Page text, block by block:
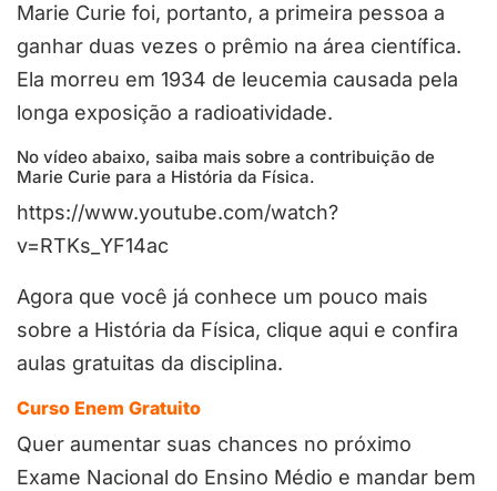
Marie Curie foi, portanto, a primeira pessoa a
ganhar duas vezes o prêmio na área científica.
Ela morreu em 1934 de leucemia causada pela
longa exposição a radioatividade.
No vídeo abaixo, saiba mais sobre a contribuição de
Marie Curie para a História da Física.
https://www.youtube.com/watch?
v=RTKs_YF14ac
Agora que você já conhece um pouco mais
sobre a História da Física, clique aqui e confira
aulas gratuitas da disciplina.
Curso Enem Gratuito
Quer aumentar suas chances no próximo
Exame Nacional do Ensino Médio e mandar bem